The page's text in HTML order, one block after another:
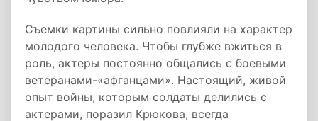
Съемки картины сильно повлияли на характер
молодого человека. Чтобы глубже вжиться в
роль, актеры постоянно общались с боевыми
ветеранами-«афганцами». Настоящий, живой
опыт войны, которым солдаты делились с
актерами, поразил Крюкова, всегда